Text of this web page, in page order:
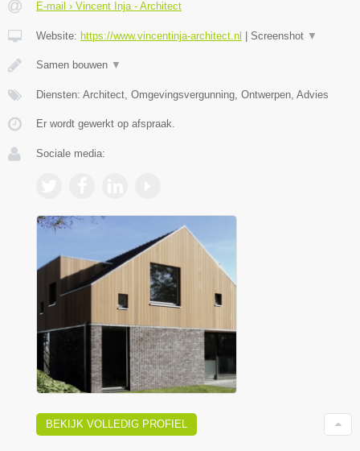
E-mail › Vincent Inja - Architect
Website: https://www.vincentinja-architect.nl Screenshot ▼
Samen bouwen ▼
Diensten: Architect, Omgevingsvergunning, Ontwerpen, Advies
Er wordt gewerkt op afspraak.
Sociale media:
BEKIJK VOLLEDIG PROFIEL